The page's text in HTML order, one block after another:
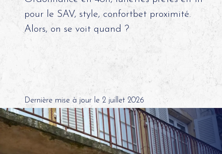
pour le SAV, style, confortbet proximité.
Alors, on se voit quand ?
Dernière mise à jour le 2 juillet 2026